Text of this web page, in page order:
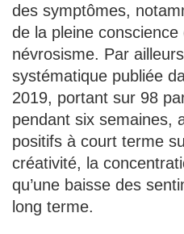
des symptômes,
de la pleine
névrosisme. Par
systématique publiée
2019, portant sur 98
pendant six semaines,
positifs à court terme
créativité, la
qu’une baisse des
long terme.